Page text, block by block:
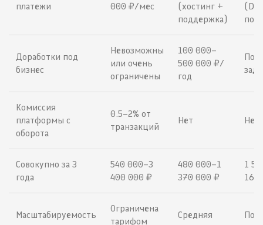
платежи
000 ₽/мес
(хостинг +
поддержка)
Доработки под
бизнес
Невозможны
или очень
ограничены
100 000–
500 000 ₽/
год
По
Комиссия
платформы с
оборота
0.5–2% от
транзакций
Нет Нет
Совокупно за 3
года
540 000–3
400 000 ₽
480 000–1
370 000 ₽
1
160
Масштабируемость
Ограничена
тарифом
Средняя